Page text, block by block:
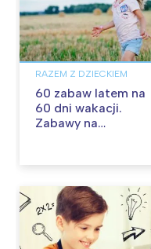
RAZEM Z DZIECKIEM
60 zabaw latem na
60 dni wakacji.
Zabawy na